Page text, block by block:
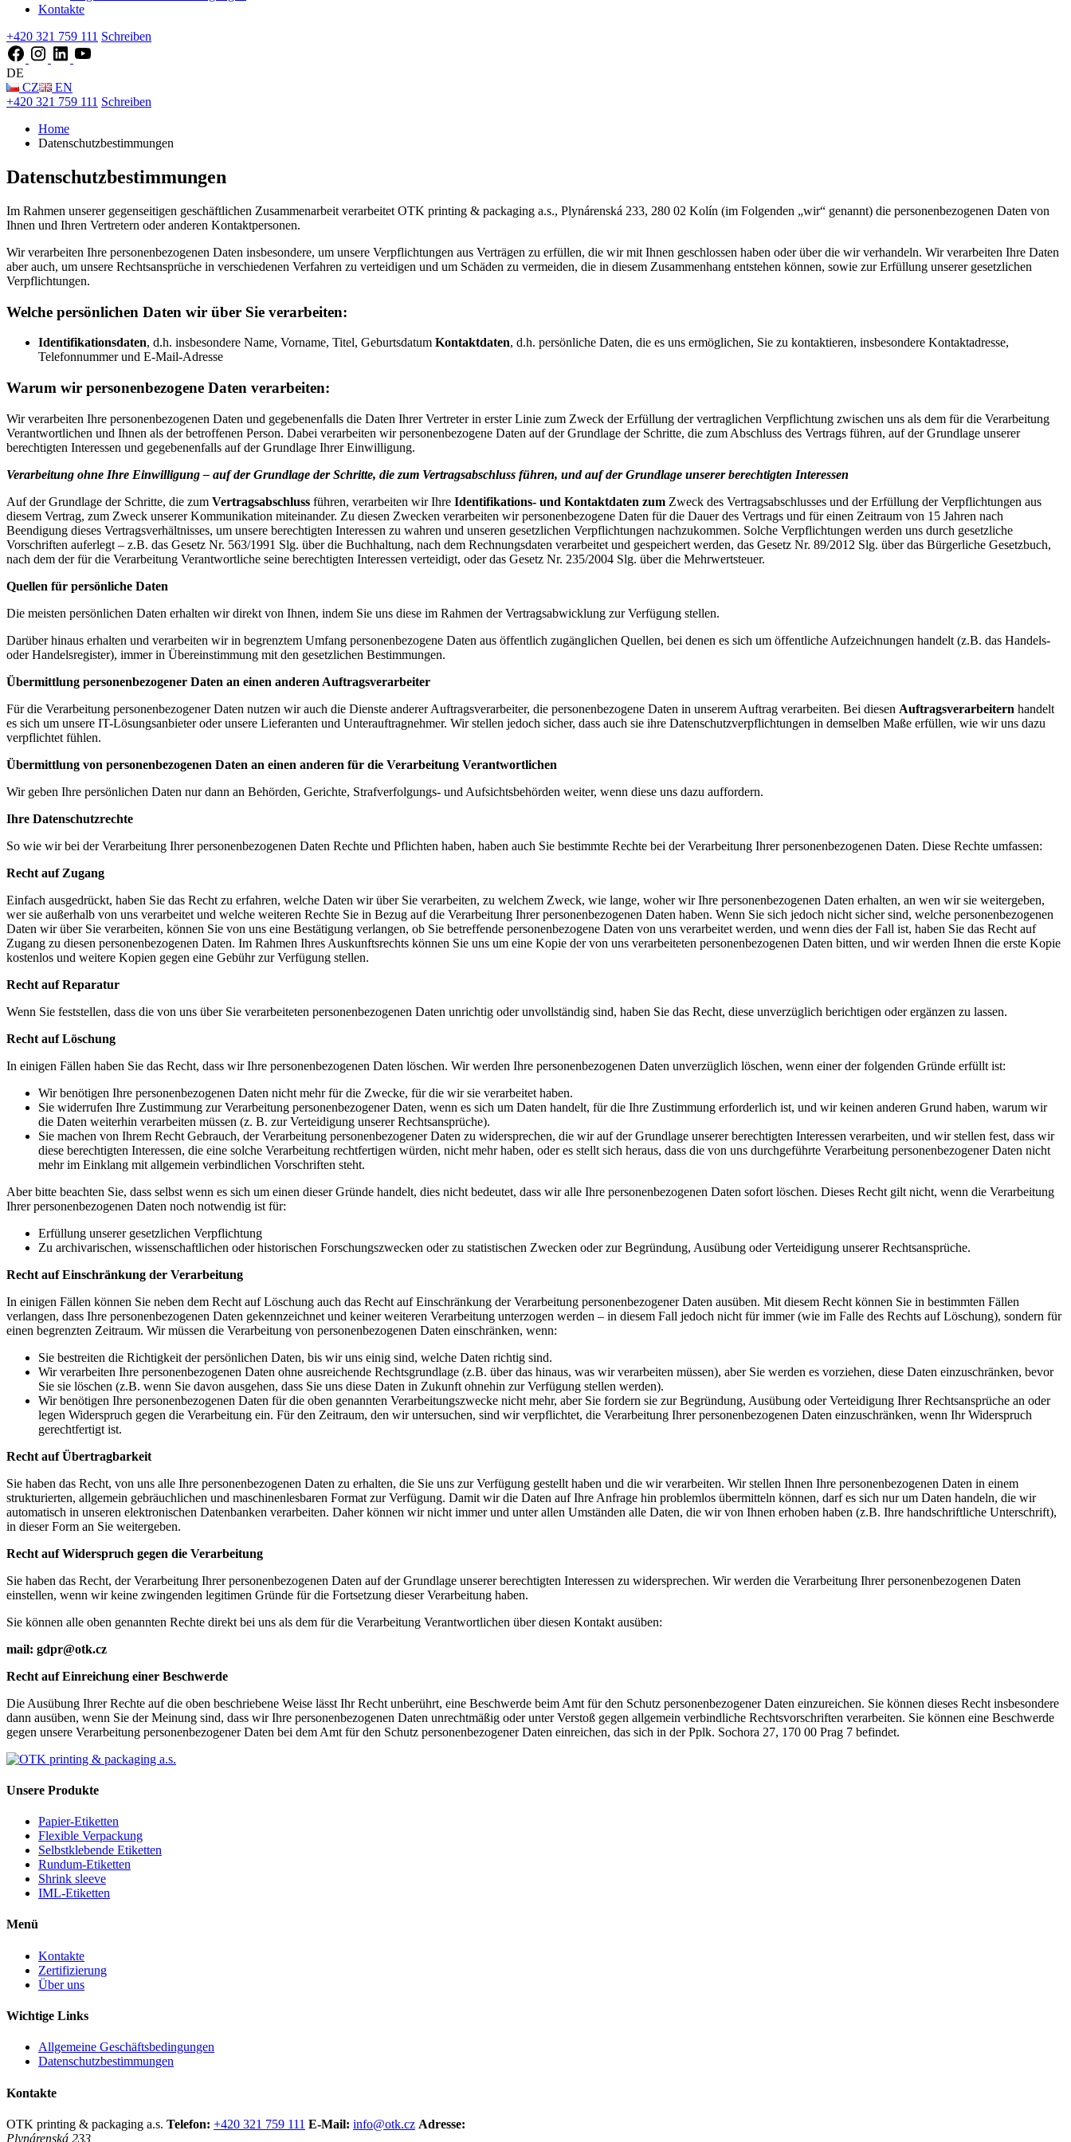
Kontakte
+420 321 759 111 Schreiben
DE
CZ
EN
+420 321 759 111 Schreiben
Home
Datenschutzbestimmungen
Datenschutzbestimmungen
Im Rahmen unserer gegenseitigen geschäftlichen Zusammenarbeit verarbeitet OTK printing & packaging a.s., Plynárenská 233, 280 02 Kolín (im Folgenden „wir“ genannt) die personenbezogenen Daten von
Ihnen und Ihren Vertretern oder anderen Kontaktpersonen.
Wir verarbeiten Ihre personenbezogenen Daten insbesondere, um unsere Verpflichtungen aus Verträgen zu erfüllen, die wir mit Ihnen geschlossen haben oder über die wir verhandeln. Wir verarbeiten Ihre Daten
aber auch, um unsere Rechtsansprüche in verschiedenen Verfahren zu verteidigen und um Schäden zu vermeiden, die in diesem Zusammenhang entstehen können, sowie zur Erfüllung unserer gesetzlichen
Verpflichtungen.
Welche persönlichen Daten wir über Sie verarbeiten:
Identifikationsdaten, d.h. insbesondere Name, Vorname, Titel, Geburtsdatum Kontaktdaten, d.h. persönliche Daten, die es uns ermöglichen, Sie zu kontaktieren, insbesondere Kontaktadresse,
Telefonnummer und E-Mail-Adresse
Warum wir personenbezogene Daten verarbeiten:
Wir verarbeiten Ihre personenbezogenen Daten und gegebenenfalls die Daten Ihrer Vertreter in erster Linie zum Zweck der Erfüllung der vertraglichen Verpflichtung zwischen uns als dem für die Verarbeitung
Verantwortlichen und Ihnen als der betroffenen Person. Dabei verarbeiten wir personenbezogene Daten auf der Grundlage der Schritte, die zum Abschluss des Vertrags führen, auf der Grundlage unserer
berechtigten Interessen und gegebenenfalls auf der Grundlage Ihrer Einwilligung.
Verarbeitung ohne Ihre Einwilligung – auf der Grundlage der Schritte, die zum Vertragsabschluss führen, und auf der Grundlage unserer berechtigten Interessen
Auf der Grundlage der Schritte, die zum Vertragsabschluss führen, verarbeiten wir Ihre Identifikations- und Kontaktdaten zum Zweck des Vertragsabschlusses und der Erfüllung der Verpflichtungen aus
diesem Vertrag, zum Zweck unserer Kommunikation miteinander. Zu diesen Zwecken verarbeiten wir personenbezogene Daten für die Dauer des Vertrags und für einen Zeitraum von 15 Jahren nach
Beendigung dieses Vertragsverhältnisses, um unsere berechtigten Interessen zu wahren und unseren gesetzlichen Verpflichtungen nachzukommen. Solche Verpflichtungen werden uns durch gesetzliche
Vorschriften auferlegt – z.B. das Gesetz Nr. 563/1991 Slg. über die Buchhaltung, nach dem Rechnungsdaten verarbeitet und gespeichert werden, das Gesetz Nr. 89/2012 Slg. über das Bürgerliche Gesetzbuch,
nach dem der für die Verarbeitung Verantwortliche seine berechtigten Interessen verteidigt, oder das Gesetz Nr. 235/2004 Slg. über die Mehrwertsteuer.
Quellen für persönliche Daten
Die meisten persönlichen Daten erhalten wir direkt von Ihnen, indem Sie uns diese im Rahmen der Vertragsabwicklung zur Verfügung stellen.
Darüber hinaus erhalten und verarbeiten wir in begrenztem Umfang personenbezogene Daten aus öffentlich zugänglichen Quellen, bei denen es sich um öffentliche Aufzeichnungen handelt (z.B. das Handels-
oder Handelsregister), immer in Übereinstimmung mit den gesetzlichen Bestimmungen.
Übermittlung personenbezogener Daten an einen anderen Auftragsverarbeiter
Für die Verarbeitung personenbezogener Daten nutzen wir auch die Dienste anderer Auftragsverarbeiter, die personenbezogene Daten in unserem Auftrag verarbeiten. Bei diesen Auftragsverarbeitern handelt
es sich um unsere IT-Lösungsanbieter oder unsere Lieferanten und Unterauftragnehmer. Wir stellen jedoch sicher, dass auch sie ihre Datenschutzverpflichtungen in demselben Maße erfüllen, wie wir uns dazu
verpflichtet fühlen.
Übermittlung von personenbezogenen Daten an einen anderen für die Verarbeitung Verantwortlichen
Wir geben Ihre persönlichen Daten nur dann an Behörden, Gerichte, Strafverfolgungs- und Aufsichtsbehörden weiter, wenn diese uns dazu auffordern.
Ihre Datenschutzrechte
So wie wir bei der Verarbeitung Ihrer personenbezogenen Daten Rechte und Pflichten haben, haben auch Sie bestimmte Rechte bei der Verarbeitung Ihrer personenbezogenen Daten. Diese Rechte umfassen:
Recht auf Zugang
Einfach ausgedrückt, haben Sie das Recht zu erfahren, welche Daten wir über Sie verarbeiten, zu welchem Zweck, wie lange, woher wir Ihre personenbezogenen Daten erhalten, an wen wir sie weitergeben,
wer sie außerhalb von uns verarbeitet und welche weiteren Rechte Sie in Bezug auf die Verarbeitung Ihrer personenbezogenen Daten haben. Wenn Sie sich jedoch nicht sicher sind, welche personenbezogenen
Daten wir über Sie verarbeiten, können Sie von uns eine Bestätigung verlangen, ob Sie betreffende personenbezogene Daten von uns verarbeitet werden, und wenn dies der Fall ist, haben Sie das Recht auf
Zugang zu diesen personenbezogenen Daten. Im Rahmen Ihres Auskunftsrechts können Sie uns um eine Kopie der von uns verarbeiteten personenbezogenen Daten bitten, und wir werden Ihnen die erste Kopie
kostenlos und weitere Kopien gegen eine Gebühr zur Verfügung stellen.
Recht auf Reparatur
Wenn Sie feststellen, dass die von uns über Sie verarbeiteten personenbezogenen Daten unrichtig oder unvollständig sind, haben Sie das Recht, diese unverzüglich berichtigen oder ergänzen zu lassen.
Recht auf Löschung
In einigen Fällen haben Sie das Recht, dass wir Ihre personenbezogenen Daten löschen. Wir werden Ihre personenbezogenen Daten unverzüglich löschen, wenn einer der folgenden Gründe erfüllt ist:
Wir benötigen Ihre personenbezogenen Daten nicht mehr für die Zwecke, für die wir sie verarbeitet haben.
Sie widerrufen Ihre Zustimmung zur Verarbeitung personenbezogener Daten, wenn es sich um Daten handelt, für die Ihre Zustimmung erforderlich ist, und wir keinen anderen Grund haben, warum wir
die Daten weiterhin verarbeiten müssen (z. B. zur Verteidigung unserer Rechtsansprüche).
Sie machen von Ihrem Recht Gebrauch, der Verarbeitung personenbezogener Daten zu widersprechen, die wir auf der Grundlage unserer berechtigten Interessen verarbeiten, und wir stellen fest, dass wir
diese berechtigten Interessen, die eine solche Verarbeitung rechtfertigen würden, nicht mehr haben, oder es stellt sich heraus, dass die von uns durchgeführte Verarbeitung personenbezogener Daten nicht
mehr im Einklang mit allgemein verbindlichen Vorschriften steht.
Aber bitte beachten Sie, dass selbst wenn es sich um einen dieser Gründe handelt, dies nicht bedeutet, dass wir alle Ihre personenbezogenen Daten sofort löschen. Dieses Recht gilt nicht, wenn die Verarbeitung
Ihrer personenbezogenen Daten noch notwendig ist für:
Erfüllung unserer gesetzlichen Verpflichtung
Zu archivarischen, wissenschaftlichen oder historischen Forschungszwecken oder zu statistischen Zwecken oder zur Begründung, Ausübung oder Verteidigung unserer Rechtsansprüche.
Recht auf Einschränkung der Verarbeitung
In einigen Fällen können Sie neben dem Recht auf Löschung auch das Recht auf Einschränkung der Verarbeitung personenbezogener Daten ausüben. Mit diesem Recht können Sie in bestimmten Fällen
verlangen, dass Ihre personenbezogenen Daten gekennzeichnet und keiner weiteren Verarbeitung unterzogen werden – in diesem Fall jedoch nicht für immer (wie im Falle des Rechts auf Löschung), sondern für
einen begrenzten Zeitraum. Wir müssen die Verarbeitung von personenbezogenen Daten einschränken, wenn:
Sie bestreiten die Richtigkeit der persönlichen Daten, bis wir uns einig sind, welche Daten richtig sind.
Wir verarbeiten Ihre personenbezogenen Daten ohne ausreichende Rechtsgrundlage (z.B. über das hinaus, was wir verarbeiten müssen), aber Sie werden es vorziehen, diese Daten einzuschränken, bevor
Sie sie löschen (z.B. wenn Sie davon ausgehen, dass Sie uns diese Daten in Zukunft ohnehin zur Verfügung stellen werden).
Wir benötigen Ihre personenbezogenen Daten für die oben genannten Verarbeitungszwecke nicht mehr, aber Sie fordern sie zur Begründung, Ausübung oder Verteidigung Ihrer Rechtsansprüche an oder
legen Widerspruch gegen die Verarbeitung ein. Für den Zeitraum, den wir untersuchen, sind wir verpflichtet, die Verarbeitung Ihrer personenbezogenen Daten einzuschränken, wenn Ihr Widerspruch
gerechtfertigt ist.
Recht auf Übertragbarkeit
Sie haben das Recht, von uns alle Ihre personenbezogenen Daten zu erhalten, die Sie uns zur Verfügung gestellt haben und die wir verarbeiten. Wir stellen Ihnen Ihre personenbezogenen Daten in einem
strukturierten, allgemein gebräuchlichen und maschinenlesbaren Format zur Verfügung. Damit wir die Daten auf Ihre Anfrage hin problemlos übermitteln können, darf es sich nur um Daten handeln, die wir
automatisch in unseren elektronischen Datenbanken verarbeiten. Daher können wir nicht immer und unter allen Umständen alle Daten, die wir von Ihnen erhoben haben (z.B. Ihre handschriftliche Unterschrift),
in dieser Form an Sie weitergeben.
Recht auf Widerspruch gegen die Verarbeitung
Sie haben das Recht, der Verarbeitung Ihrer personenbezogenen Daten auf der Grundlage unserer berechtigten Interessen zu widersprechen. Wir werden die Verarbeitung Ihrer personenbezogenen Daten
einstellen, wenn wir keine zwingenden legitimen Gründe für die Fortsetzung dieser Verarbeitung haben.
Sie können alle oben genannten Rechte direkt bei uns als dem für die Verarbeitung Verantwortlichen über diesen Kontakt ausüben:
mail: gdpr@otk.cz
Recht auf Einreichung einer Beschwerde
Die Ausübung Ihrer Rechte auf die oben beschriebene Weise lässt Ihr Recht unberührt, eine Beschwerde beim Amt für den Schutz personenbezogener Daten einzureichen. Sie können dieses Recht insbesondere
dann ausüben, wenn Sie der Meinung sind, dass wir Ihre personenbezogenen Daten unrechtmäßig oder unter Verstoß gegen allgemein verbindliche Rechtsvorschriften verarbeiten. Sie können eine Beschwerde
gegen unsere Verarbeitung personenbezogener Daten bei dem Amt für den Schutz personenbezogener Daten einreichen, das sich in der Pplk. Sochora 27, 170 00 Prag 7 befindet.
Unsere Produkte
Papier-Etiketten
Flexible Verpackung
Selbstklebende Etiketten
Rundum-Etiketten
Shrink sleeve
IML-Etiketten
Menü
Kontakte
Zertifizierung
Über uns
Wichtige Links
Allgemeine Geschäftsbedingungen
Datenschutzbestimmungen
Kontakte
OTK printing & packaging a.s. Telefon: +420 321 759 111 E-Mail: info@otk.cz Adresse:
Plynárenská 233